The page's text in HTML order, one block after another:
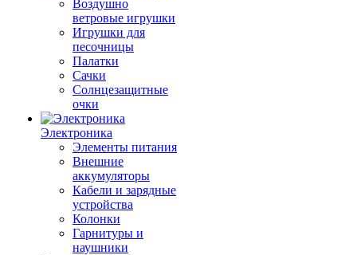
Воздушно
ветровые игрушки
Игрушки для
песочницы
Палатки
Сачки
Солнцезащитные
очки
Электроника
Элементы питания
Внешние
аккумуляторы
Кабели и зарядные
устройства
Колонки
Гарнитуры и
наушники